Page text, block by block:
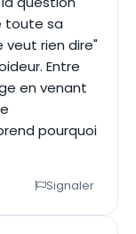
toute sa
veut rien dire"
Entre
en venant
pourquoi
Signaler